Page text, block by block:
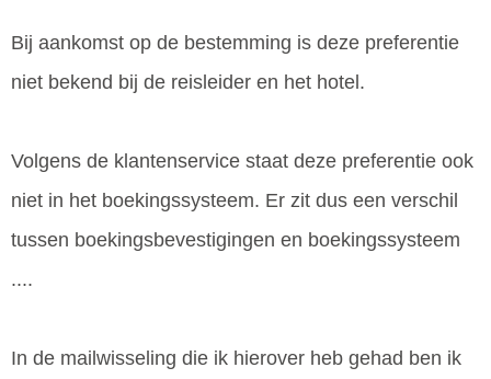
Bij aankomst op de bestemming is deze preferentie
niet bekend bij de reisleider en het hotel.
Volgens de klantenservice staat deze preferentie ook
niet in het boekingssysteem. Er zit dus een verschil
tussen boekingsbevestigingen en boekingssysteem
....
In de mailwisseling die ik hierover heb gehad ben ik